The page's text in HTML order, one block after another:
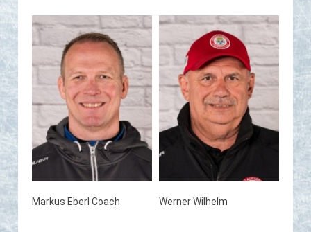
Markus Eberl Coach Werner Wilhelm